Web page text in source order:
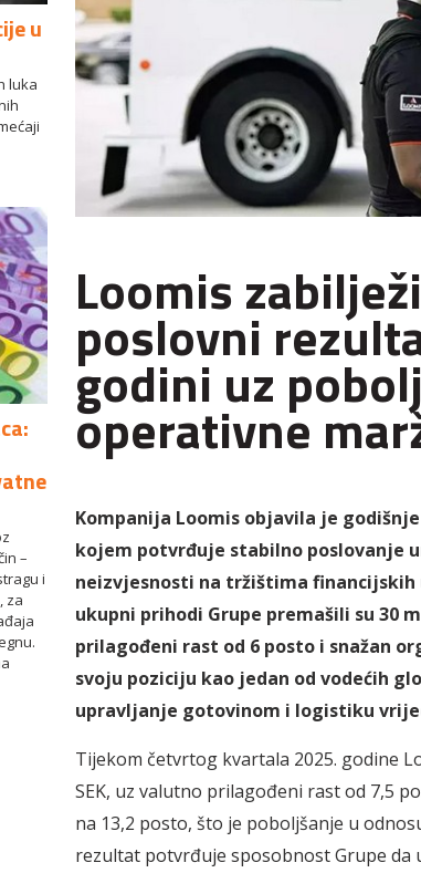
u
luka
–
i
za
Loomis
poslovni
godini uz
operativne
Kompanija Loomis objavila je
kojem potvrđuje stabilno poslovanje
neizvjesnosti na tržištima
ukupni prihodi Grupe premašili su 30
prilagođeni rast od 6 posto i snažan
svoju poziciju kao jedan od vodećih
upravljanje gotovinom i logistiku
Tijekom četvrtog kvartala 2025. godine
SEK, uz valutno prilagođeni rast od 7,5
na 13,2 posto, što je poboljšanje u
rezultat potvrđuje sposobnost Grupe